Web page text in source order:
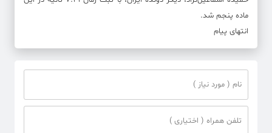
ماده پنجم شد.
انتهای پیام